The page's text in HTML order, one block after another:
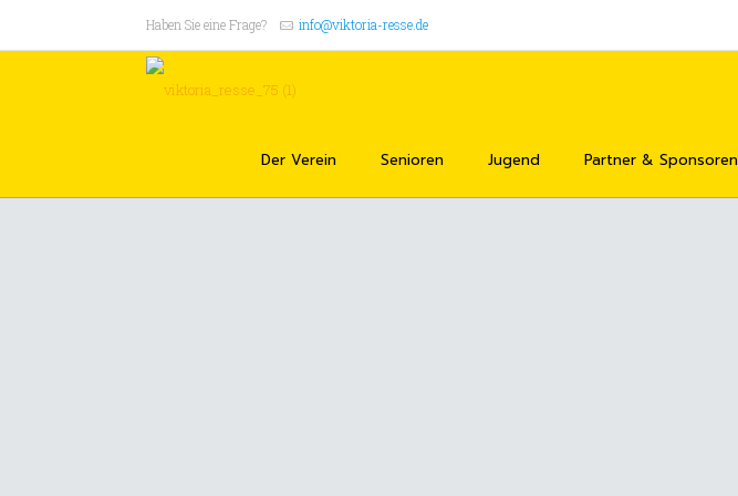
Haben Sie eine Frage? info@viktoria-resse.de
Der Verein Senioren Jugend Partner & Sponsoren